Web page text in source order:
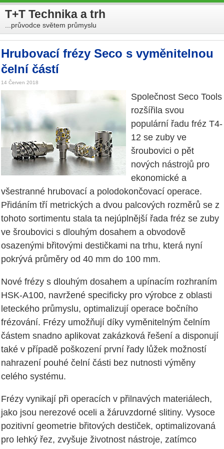
T+T Technika a trh
...průvodce světem průmyslu
Hrubovací frézy Seco s vyměnitelnou
čelní částí
14 Červen 2018
Společnost Seco Tools
rozšířila svou
populární řadu fréz T4-
12 se zuby ve
šroubovici o pět
nových nástrojů pro
ekonomické a
všestranné hrubovací a polodokončovací operace.
Přidáním tří metrických a dvou palcových rozměrů se z
tohoto sortimentu stala ta nejúplnější řada fréz se zuby
ve šroubovici s dlouhým dosahem a obvodově
osazenými břitovými destičkami na trhu, která nyní
pokrývá průměry od 40 mm do 100 mm.
Nové frézy s dlouhým dosahem a upínacím rozhraním
HSK-A100, navržené specificky pro výrobce z oblasti
leteckého průmyslu, optimalizují operace bočního
frézování. Frézy umožňují díky vyměnitelným čelním
částem snadno aplikovat zakázková řešení a disponují
také v případě poškození první řady lůžek možností
nahrazení pouhé čelní části bez nutnosti výměny
celého systému.
Frézy vynikají při operacích v přilnavých materiálech,
jako jsou nerezové oceli a žáruvzdorné slitiny. Vysoce
pozitivní geometrie břitových destiček, optimalizovaná
pro lehký řez, zvyšuje životnost nástroje, zatímco